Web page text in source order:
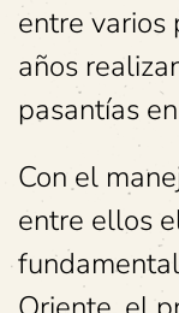
entre varios
años
pasantías
Con el
entre ellos